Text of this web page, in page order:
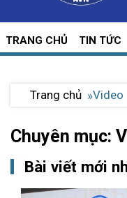
TRANG CHỦ TIN TỨC
Trang chủ Video
Chuyên mục:
Bài viết mới